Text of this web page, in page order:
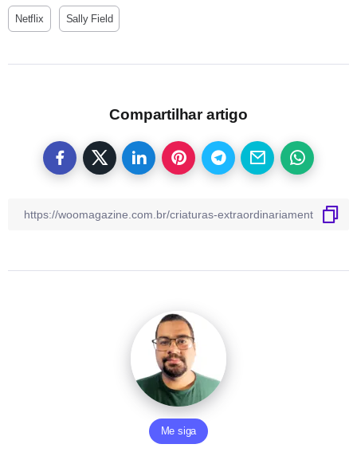
Netflix Sally Field
Compartilhar artigo
Me siga